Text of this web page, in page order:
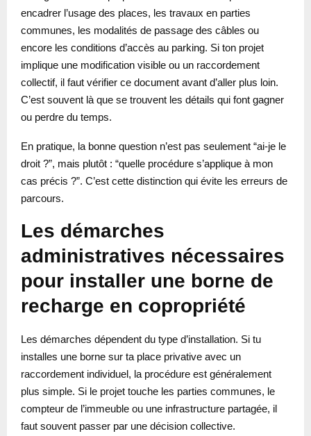
encadrer l’usage des places, les travaux en parties
communes, les modalités de passage des câbles ou
encore les conditions d’accès au parking. Si ton projet
implique une modification visible ou un raccordement
collectif, il faut vérifier ce document avant d’aller plus loin.
C’est souvent là que se trouvent les détails qui font gagner
ou perdre du temps.
En pratique, la bonne question n’est pas seulement “ai-je le
droit ?”, mais plutôt : “quelle procédure s’applique à mon
cas précis ?”. C’est cette distinction qui évite les erreurs de
parcours.
Les démarches
administratives nécessaires
pour installer une borne de
recharge en copropriété
Les démarches dépendent du type d’installation. Si tu
installes une borne sur ta place privative avec un
raccordement individuel, la procédure est généralement
plus simple. Si le projet touche les parties communes, le
compteur de l’immeuble ou une infrastructure partagée, il
faut souvent passer par une décision collective.